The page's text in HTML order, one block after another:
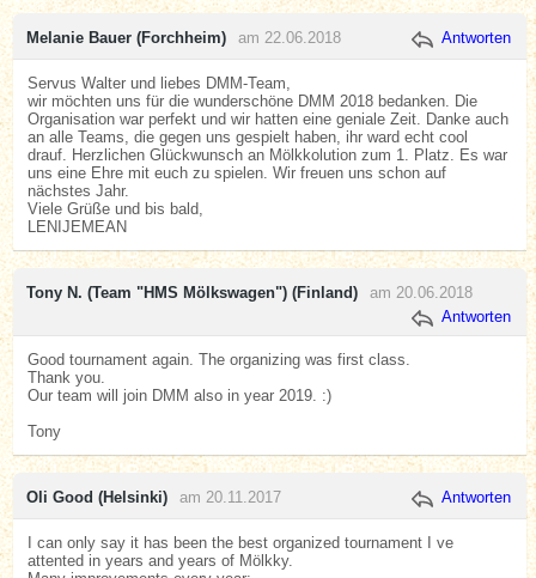
Melanie Bauer (Forchheim) am 22.06.2018 Antworten
Servus Walter und liebes DMM-Team,
wir möchten uns für die wunderschöne DMM 2018 bedanken. Die
Organisation war perfekt und wir hatten eine geniale Zeit. Danke auch
an alle Teams, die gegen uns gespielt haben, ihr ward echt cool
drauf. Herzlichen Glückwunsch an Mölkkolution zum 1. Platz. Es war
uns eine Ehre mit euch zu spielen. Wir freuen uns schon auf
nächstes Jahr.
Viele Grüße und bis bald,
LENIJEMEAN
Tony N. (Team "HMS Mölkswagen") (Finland)
am 20.06.2018
Antworten
Good tournament again. The organizing was first class.
Thank you.
Our team will join DMM also in year 2019. :)
Tony
Oli Good (Helsinki) am 20.11.2017 Antworten
I can only say it has been the best organized tournament I ve
attented in years and years of Mölkky.